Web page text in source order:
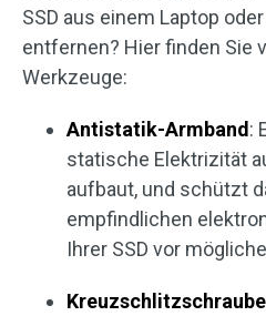
SSD aus einem Laptop
entfernen? Hier finden Sie
Werkzeuge:
Antistatik-Armband :
statische Elektrizität
aufbaut, und schützt
empfindlichen
Ihrer SSD vor